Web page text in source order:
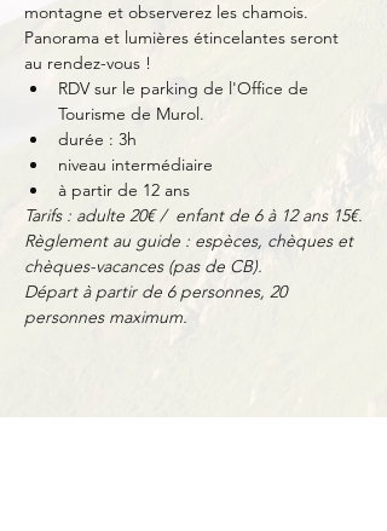
montagne et observerez les chamois.
Panorama et lumières étincelantes seront
au rendez-vous !
RDV sur le parking de l'Office de
Tourisme de Murol.
durée : 3h
niveau intermédiaire
à partir de 12 ans
Tarifs : adulte 20€ /  enfant de 6 à 12 ans 15€.
Règlement au guide : espèces, chèques et
chèques-vacances (pas de CB).
Départ à partir de 6 personnes, 20
personnes maximum.